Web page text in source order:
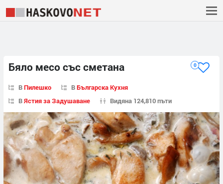
Бяло месо със сметана 0
ВПилешко ВБългарска Кухня
ВЯстия за Задушаване Видяна 124,810 пъти